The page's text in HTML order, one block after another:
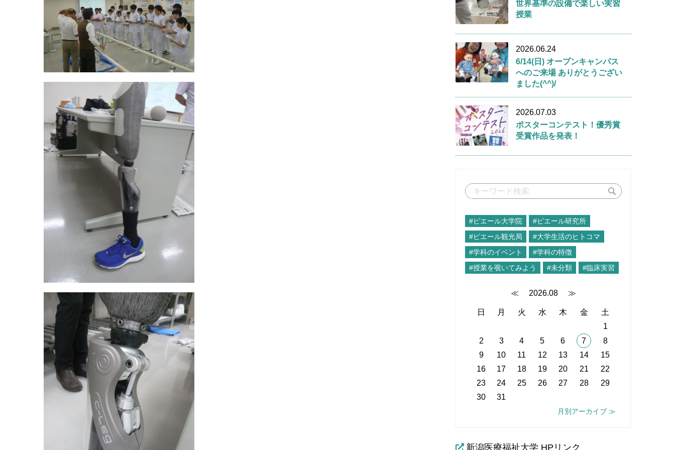
世界基準の設備で楽しい実習
授業
2026.06.24
6/14(日) オープンキャンパス
へのご来場 ありがとうござい
ました(^^)/
2026.07.03
ポスターコンテスト！優秀賞
受賞作品を発表！
#ピエール大学院
#ピエール研究所
#ピエール観光局
#大学生活のヒトコマ
#学科のイベント
#学科の特徴
#授業を覗いてみよう
#未分類 #臨床実習
≪ 2026.08 ≫
日 月 火 水 木 金
土
1
2
3 4 5 6 7
8
9
10 11 12 13 14
15
16
17 18 19 20 21
22
23
24 25 26 27 28
29
30
31
月別アーカイブ ≫
新潟医療福祉大学 HPリンク